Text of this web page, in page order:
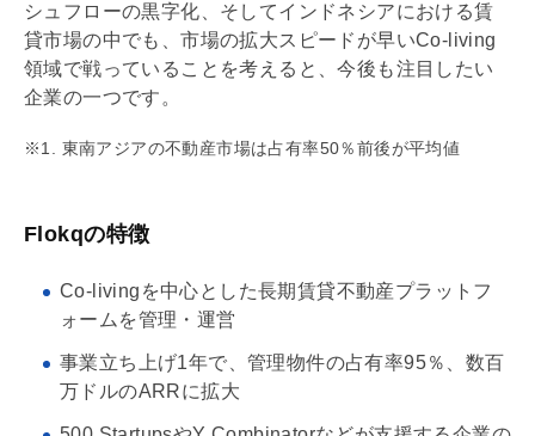
シュフローの黒字化、そしてインドネシアにおける賃
貸市場の中でも、市場の拡大スピードが早いCo-living
領域で戦っていることを考えると、今後も注目したい
企業の一つです。
※1. 東南アジアの不動産市場は占有率50％前後が平均値
Flokqの特徴
Co-livingを中心とした長期賃貸不動産プラットフ
ォームを管理・運営
事業立ち上げ1年で、管理物件の占有率95％、数百
万ドルのARRに拡大